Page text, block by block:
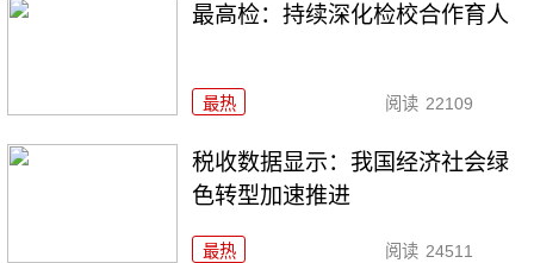
最高检：持续深化检校合作育人
最热 阅读 22109
税收数据显示：我国经济社会绿
色转型加速推进
最热 阅读 24511